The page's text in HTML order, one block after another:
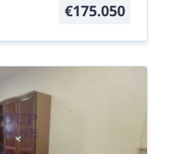
€175.050